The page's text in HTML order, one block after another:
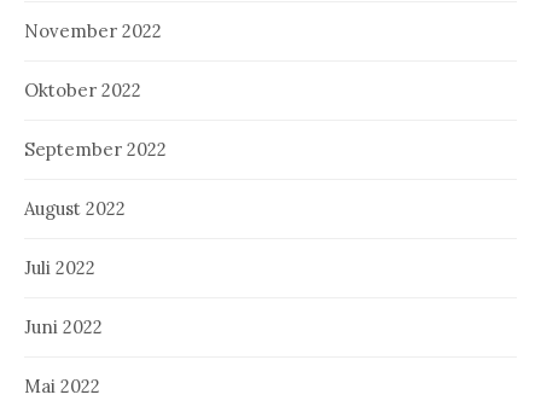
November 2022
Oktober 2022
September 2022
August 2022
Juli 2022
Juni 2022
Mai 2022